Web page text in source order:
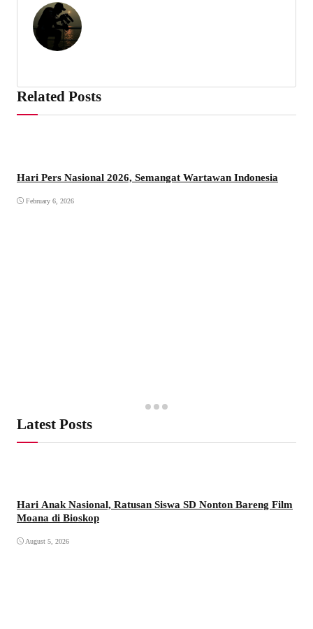
Related Posts
Hari Pers Nasional 2026, Semangat Wartawan Indonesia
February 6, 2026
Latest Posts
Hari Anak Nasional, Ratusan Siswa SD Nonton Bareng Film
Moana di Bioskop
August 5, 2026